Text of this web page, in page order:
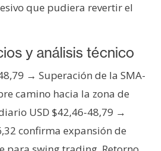
que pudiera revertir el
y análisis técnico
→ Superación de la SMA-
camino hacia la zona de
USD $42,46-48,79 →
confirma expansión de